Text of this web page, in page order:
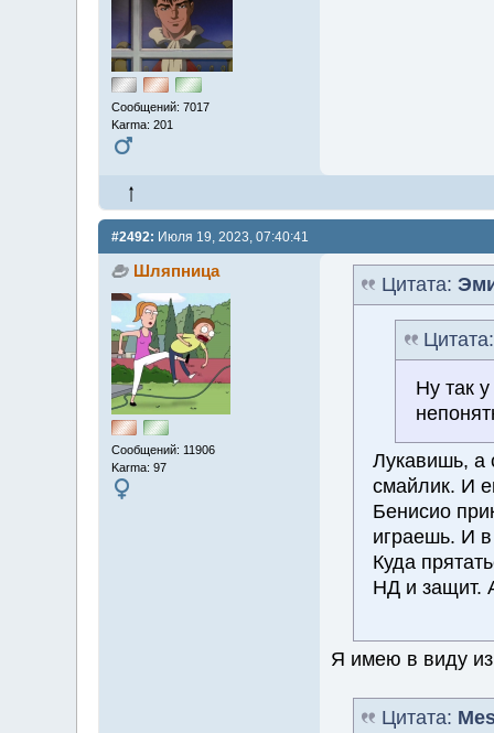
Сообщений: 7017
Karma: 201
#2492: Июля 19, 2023, 07:40:41
Шляпница
Сообщений: 11906
Karma: 97
Цитата:
Ну так
Лукавишь, а
смайлик. И
Бенисио
играешь. И в
Куда
НД и защит.
Я имею в виду
Цитата: